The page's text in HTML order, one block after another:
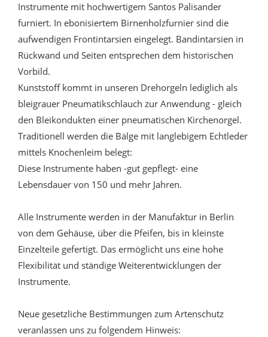
Instrumente mit hochwertigem Santos Palisander
furniert. In ebonisiertem Birnenholzfurnier sind die
aufwendigen Frontintarsien eingelegt. Bandintarsien in
Rückwand und Seiten entsprechen dem historischen
Vorbild.
Kunststoff kommt in unseren Drehorgeln lediglich als
bleigrauer Pneumatikschlauch zur Anwendung - gleich
den Bleikondukten einer pneumatischen Kirchenorgel.
Traditionell werden die Bälge mit langlebigem Echtleder
mittels Knochenleim belegt:
Diese Instrumente haben -gut gepflegt- eine
Lebensdauer von 150 und mehr Jahren.
Alle Instrumente werden in der Manufaktur in Berlin
von dem Gehäuse, über die Pfeifen, bis in kleinste
Einzelteile gefertigt. Das ermöglicht uns eine hohe
Flexibilität und ständige Weiterentwicklungen der
Instrumente.
Neue gesetzliche Bestimmungen zum Artenschutz
veranlassen uns zu folgendem Hinweis: